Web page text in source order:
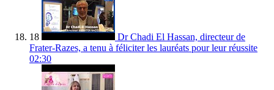
18
Dr Chadi El Hassan, directeur de
Frater-Razes, a tenu à féliciter les lauréats pour leur réussite
02:30